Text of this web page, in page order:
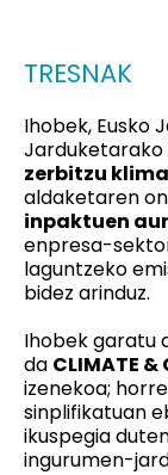
TRESNAK
Ihobek, Eusko
Jarduketarako
zerbitzu
aldaketaren
inpaktuen
enpresa-
laguntzeko
bidez arinduz.
Ihobek garatu
da CLIMATE &
izenekoa;
sinplifikatuan
ikuspegia
ingurumen-